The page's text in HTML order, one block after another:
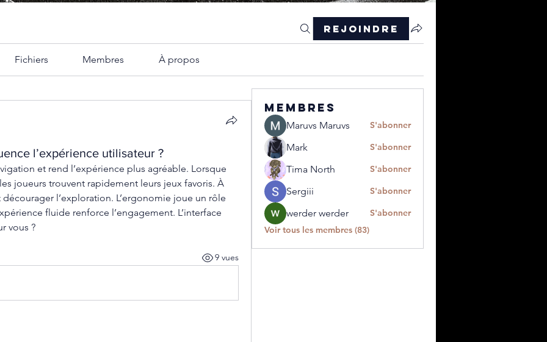
Rejoindre
Fichiers Membres À propos
l’expérience utilisateur ?
et rend l’expérience plus agréable. Lorsque
joueurs trouvent rapidement leurs jeux favoris. À
l’exploration. L’ergonomie joue un rôle
fluide renforce l’engagement. L’interface
vous ?
9 vues
membres
Maruvs Maruvs S'abonner
Mark S'abonner
Tima North S'abonner
Sergiii S'abonner
werder werder
S'abonner
Voir tous les membres (83)